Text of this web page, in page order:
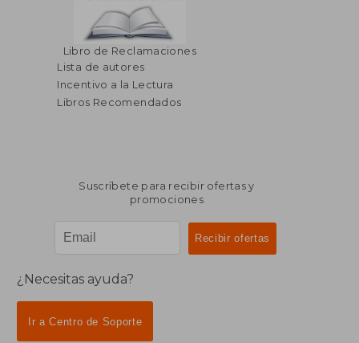
Libro de Reclamaciones
Lista de autores
Incentivo a la Lectura
Libros Recomendados
Suscríbete para recibir ofertas y
promociones
¿Necesitas ayuda?
Ir a Centro de Soporte